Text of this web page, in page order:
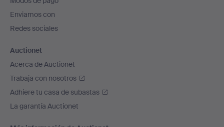
de
página
Enviamos con
Redes sociales
Auctionet
Acerca de Auctionet
Trabaja con nosotros
Adhiere tu casa de subastas
La garantía Auctionet